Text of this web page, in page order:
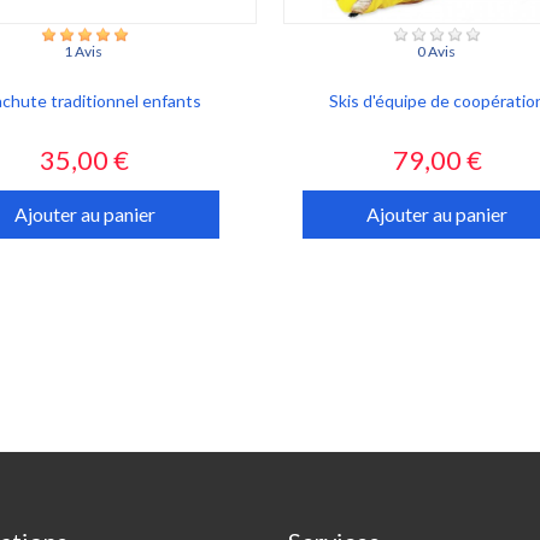
1 Avis
traditionnel enfants
Prix
35,00 €
Ajouter au panier
0 Avis
Skis d'équipe de
Prix
79,00 €
Ajouter au panier